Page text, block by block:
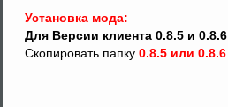
Установка мода:
Для Версии клиента 0.8.5 и 0.8.6
Скопировать папку 0.8.5 или 0.8.6